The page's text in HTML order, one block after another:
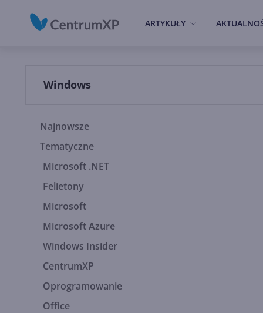
ARTYKUŁY
Windows
Najnowsze
Tematyczne
Microsoft .NET
Felietony
Microsoft
Microsoft Azure
Windows Insider
CentrumXP
Oprogramowanie
Office